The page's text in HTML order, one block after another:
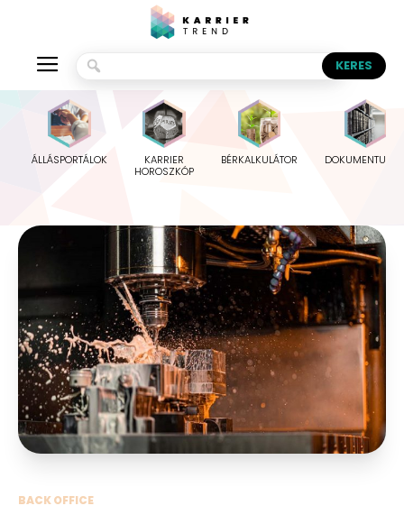
ÁLLÁSPORTÁLOK
KARRIER
HOROSZKÓP
BÉRKALKULÁTOR
BACK OFFICE